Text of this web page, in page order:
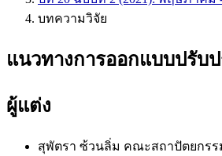
บทความวิจัย
แนวทางการออกแบบปรับ
ผู้แต่ง
สุพัตรา ซ้วนลิ่ม คณะสถาปัตยกรร